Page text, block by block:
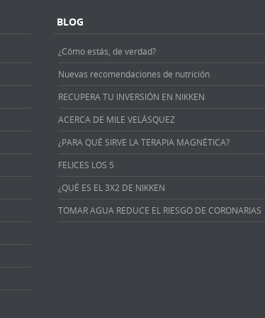
BLOG
¿Cómo estás, de verdad?
Nuevas recomendaciones de nutrición
RECUPERA TU INVERSIÓN EN NIKKEN
ACERCA DE MILE VELÁSQUEZ
¿PARA QUÉ SIRVE LA TERAPIA MAGNÉTICA?
FELICES LOS 5
¿QUÉ ES EL 3X2 DE NIKKEN
TOMAR AGUA REDUCE EL RIESGO DE CORONARIAS